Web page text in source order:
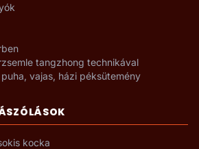
tangzhong technikával
vajas, házi péksütemény
kocka